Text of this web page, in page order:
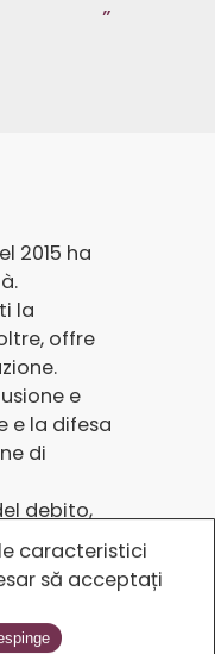
2015 ha
la
offre
e
e la difesa
di
debito,
per la
come
caracteristici
să acceptați